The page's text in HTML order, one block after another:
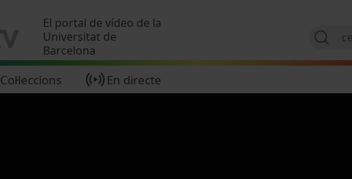
El portal de vídeo de la
Universitat de
Barcelona
Col·leccions En directe